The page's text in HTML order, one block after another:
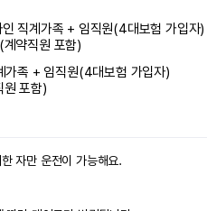
직계가족 + 임직원(4대보험 가입자)
약직원 포함)
가족 + 임직원(4대보험 가입자)
원 포함)
자만 운전이 가능해요.